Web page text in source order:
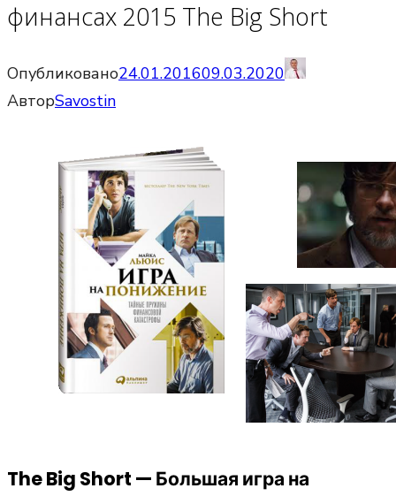
финансах 2015 The Big Short
Опубликовано24.01.201609.03.2020
АвторSavostin
The Big Short — Большая игра на